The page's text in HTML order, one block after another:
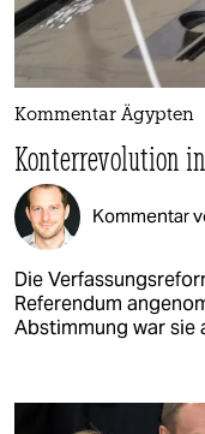
Kommentar Ägypten
Konterrevolution
Kommentar
Die
Referendum
Abstimmung war sie